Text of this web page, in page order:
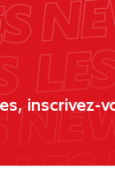
inscrivez-